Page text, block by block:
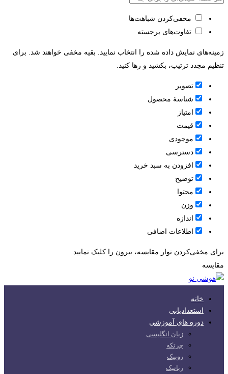
مخفی‌کردن شباهت‌ها
تفاوت‌های برجسته
زمینه‌های نمایش داده شده را انتخاب نمایید. بقیه مخفی خواهند شد. برای
تنظیم مجدد ترتیب، بکشید و رها کنید.
تصویر
شناسۀ محصول
امتیاز
قيمت
موجودی
دسترسی
افزودن به سبد خرید
توضیح
محتوا
وزن
اندازه
اطلاعات اضافی
برای مخفی‌کردن نوار مقایسه، بیرون را کلیک نمایید
مقایسه
خانه
استعدادیابی
دوره های آموزشی
زبان انگلیسی
چرتکه
روبیک
رباتیک